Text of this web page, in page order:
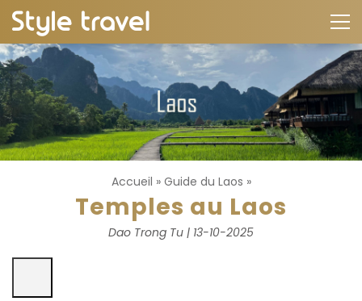
Accueil » Guide du Laos »
Temples au Laos
Dao Trong Tu | 13-10-2025